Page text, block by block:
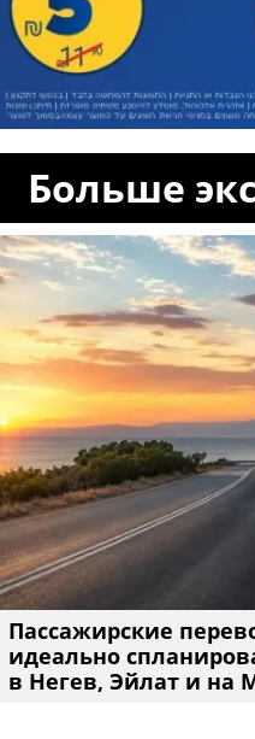
Больше
Пассажирские
идеально
в Негев, Эйлат и на